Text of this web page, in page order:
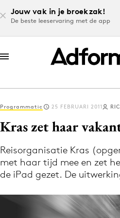
Jouw vak in je broekzak!
De beste leeservaring met de app
Log in
Download
Volg het laatste
Nieuws
Programmatic 25 FEBRUARI 2011
Kras zet haar
Reisorganisatie Kras
met haar tijd mee en zet
de iPad gezet. De